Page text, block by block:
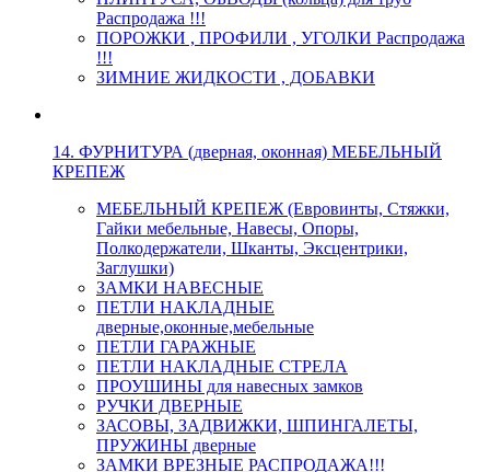
Распродажа !!!
ПОРОЖКИ , ПРОФИЛИ , УГОЛКИ Распродажа
!!!
ЗИМНИЕ ЖИДКОСТИ , ДОБАВКИ
14. ФУРНИТУРА (дверная, оконная) МЕБЕЛЬНЫЙ
КРЕПЕЖ
МЕБЕЛЬНЫЙ КРЕПЕЖ (Евровинты, Стяжки,
Гайки мебельные, Навесы, Опоры,
Полкодержатели, Шканты, Эксцентрики,
Заглушки)
ЗАМКИ НАВЕСНЫЕ
ПЕТЛИ НАКЛАДНЫЕ
дверные,оконные,мебельные
ПЕТЛИ ГАРАЖНЫЕ
ПЕТЛИ НАКЛАДНЫЕ СТРЕЛА
ПРОУШИНЫ для навесных замков
РУЧКИ ДВЕРНЫЕ
ЗАСОВЫ, ЗАДВИЖКИ, ШПИНГАЛЕТЫ,
ПРУЖИНЫ дверные
ЗАМКИ ВРЕЗНЫЕ РАСПРОДАЖА!!!